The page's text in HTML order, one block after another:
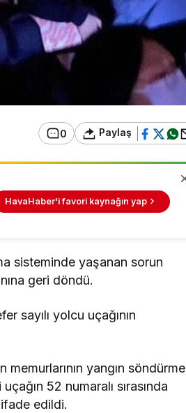
0 Paylaş
HavaHaber'i favori kaynağın yap
sisteminde yaşanan sorun
geri döndü.
sayılı yolcu uçağının
yangın söndürme
52 numaralı sırasında
edildi.